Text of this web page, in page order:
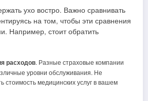
ухо востро. Важно сравнивать
на том, чтобы эти сравнения
Например, стоит обратить
расходов. Разные страховые компании
уровни обслуживания. Не
стоимость медицинских услуг в вашем